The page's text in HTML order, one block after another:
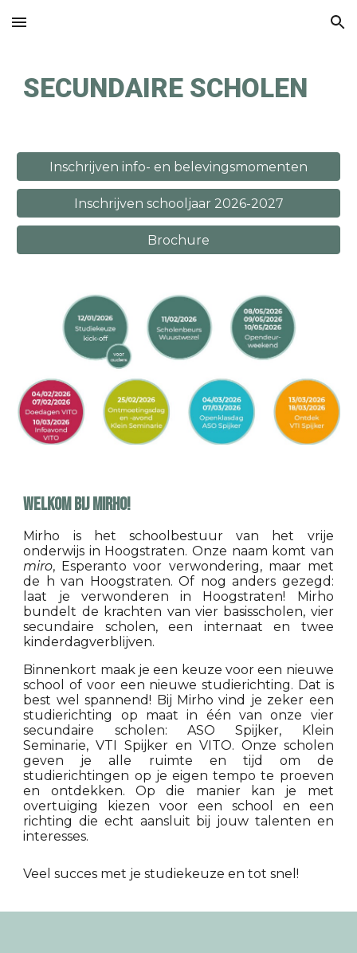
Skip to main content Skip to navigation
SECUNDAIRE SCHOLEN
Inschrijven info- en belevingsmomenten
Inschrijven schooljaar 2026-2027
Brochure
Welkom bij Mirho!
Mirho is het schoolbestuur van het vrije
onderwijs in Hoogstraten. Onze naam komt van
miro, Esperanto voor verwondering, maar met
de h van Hoogstraten. Of nog anders gezegd:
laat je verwonderen in Hoogstraten! Mirho
bundelt de krachten van vier basisscholen, vier
secundaire scholen, een internaat en twee
kinderdagverblijven.
Binnenkort maak je een keuze voor een nieuwe
school of voor een nieuwe studierichting. Dat is
best wel spannend! Bij Mirho vind je zeker een
studierichting op maat in één van onze vier
secundaire scholen: ASO Spijker, Klein
Seminarie, VTI Spijker en VITO. Onze scholen
geven je alle
ruimte en tijd om de
studierichtingen op je eigen tempo te proeven
en ontdekken. Op die manier kan je
met
overtuiging kiezen voor een school en een
richting die echt aansluit bij jouw talenten en
interesses.
Veel succes met je studiekeuze en tot snel!